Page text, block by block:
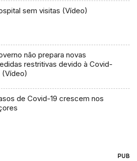
sem visitas (Vídeo)
não prepara novas
restritivas devido à Covid-
(Vídeo)
de Covid-19 crescem nos
PUB